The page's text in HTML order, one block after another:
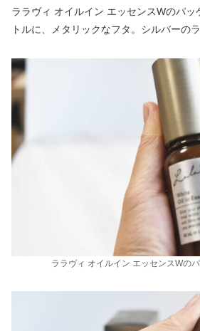
ララヴィ オイルイン エッセンスWのパッ
トルに、メタリックなフタ。シルバーの
ララヴィ オイルイン エッセンスWの